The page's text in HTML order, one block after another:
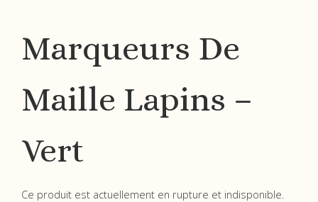
Marqueurs De
Maille Lapins –
Vert
Ce produit est actuellement en rupture et indisponible.